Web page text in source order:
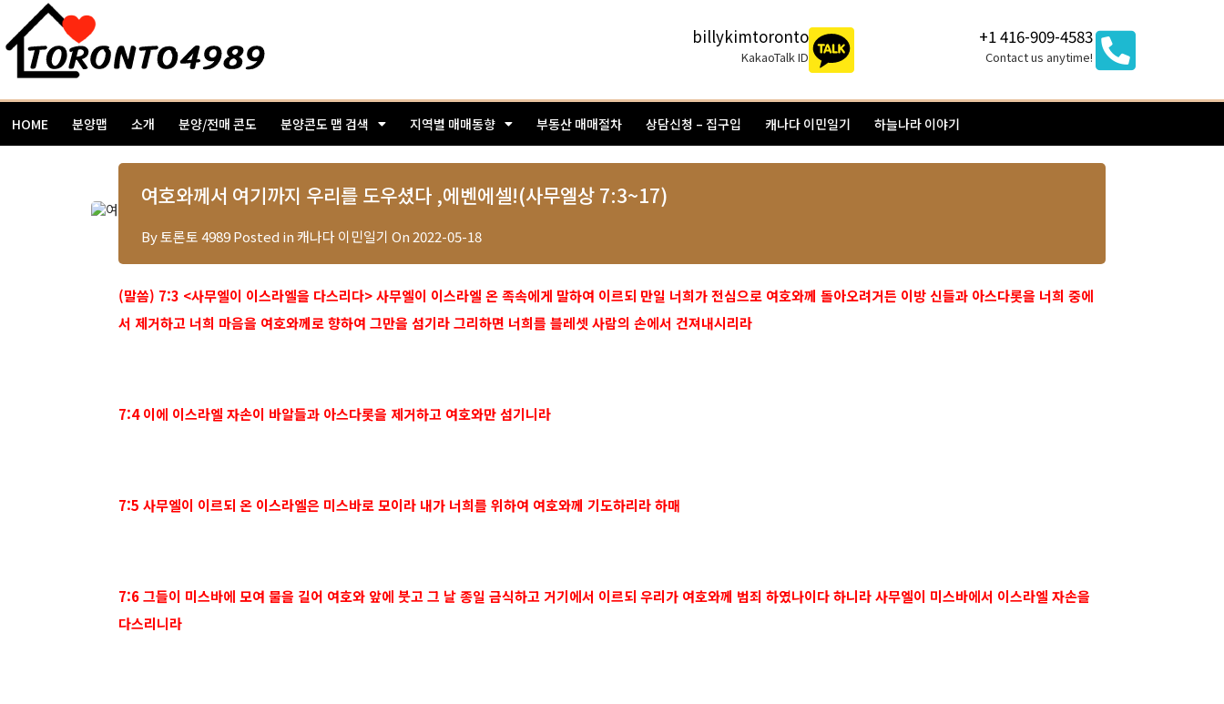
billykimtoronto
KakaoTalk ID
+1 416-909-4583
Contact us anytime!
HOME 분양맵 소개 분양/전매 콘도 분양콘도 맵 검색 지역별 매매동향 부동산 매매절차 상담신청 – 집구입 캐나다 이민일기 하늘나라 이야기
여호와께서 여기까지 우리를 도우셨다 ,에벤에셀!(사무엘상 7:3~17)
By토론토 4989Posted in캐나다 이민일기 On2022-05-18
(말씀) 7:3 <사무엘이 이스라엘을 다스리다> 사무엘이 이스라엘 온 족속에게 말하여 이르되 만일 너희가 전심으로 여호와께 돌아오려거든 이방 신들과 아스다롯을 너희 중에
서 제거하고 너희 마음을 여호와께로 향하여 그만을 섬기라 그리하면 너희를 블레셋 사람의 손에서 건져내시리라
7:4 이에 이스라엘 자손이 바알들과 아스다롯을 제거하고 여호와만 섬기니라
7:5 사무엘이 이르되 온 이스라엘은 미스바로 모이라 내가 너희를 위하여 여호와께 기도하리라 하매
7:6 그들이 미스바에 모여 물을 길어 여호와 앞에 붓고 그 날 종일 금식하고 거기에서 이르되 우리가 여호와께 범죄 하였나이다 하니라 사무엘이 미스바에서 이스라엘 자손을
다스리니라